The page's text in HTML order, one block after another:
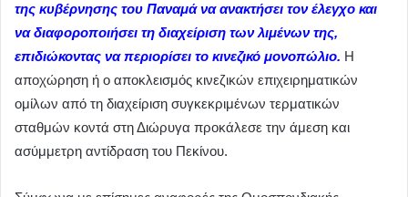
της κυβέρνησης του Παναμά να ανακτήσει τον έλεγχο και
να διαφοροποιήσει τη διαχείριση των λιμένων της,
επιδιώκοντας να περιορίσει το κινεζικό μονοπώλιο. Η
αποχώρηση ή ο αποκλεισμός κινεζικών επιχειρηματικών
ομίλων από τη διαχείριση συγκεκριμένων τερματικών
σταθμών κοντά στη Διώρυγα προκάλεσε την άμεση και
ασύμμετρη αντίδραση του Πεκίνου.